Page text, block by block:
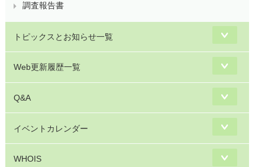
調査報告書
トピックスとお知らせ一覧
Web更新履歴一覧
Q&A
イベントカレンダー
WHOIS